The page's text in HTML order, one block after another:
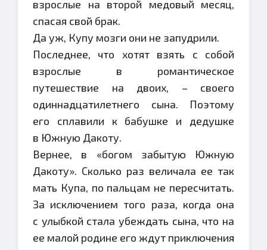
взрослые на второй медовый месяц,
спасая свой брак.
Да уж, Купу мозги они не запудрили.
Последнее, что хотят взять с собой
взрослые в романтическое
путешествие на двоих, – своего
одиннадцатилетнего сына. Поэтому
его сплавили к бабушке и дедушке
в Южную Дакоту.
Вернее, в «богом забытую Южную
Дакоту». Сколько раз величала ее так
мать Купа, по пальцам не пересчитать.
За исключением того раза, когда она
с улыбкой стала убеждать сына, что на
ее малой родине его ждут приключения